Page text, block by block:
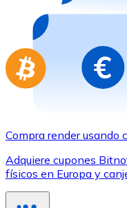
Compra tarjetas
Ir a la tienda de
Compra render usando
Adquiere cupones
físicos en Europa y